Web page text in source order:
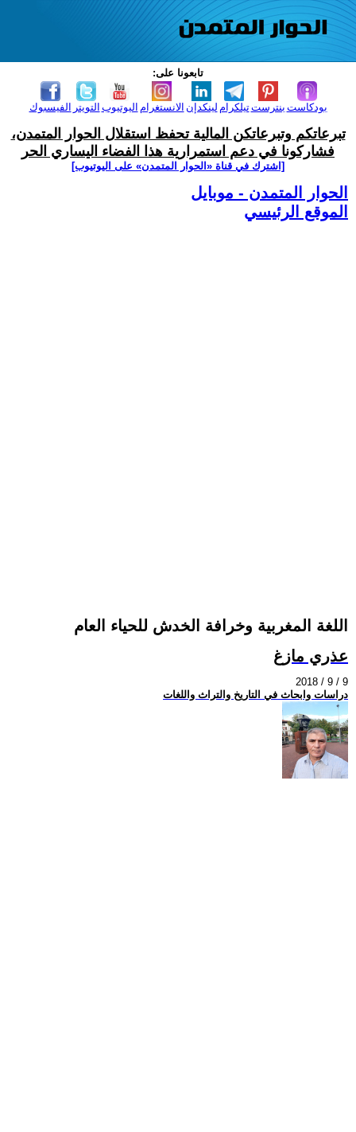
تابعونا على:
الفيسبوك التويتر اليوتيوب الانستغرام لينكدإن تيلكرامبنترست بودكاست
تبرعاتكم وتبرعاتكن المالية تحفظ استقلال الحوار المتمدن،
فشاركونا في دعم استمرارية هذا الفضاء اليساري الحر
[اشترك في قناة ‫«الحوار المتمدن» على اليوتيوب]
الحوار المتمدن - موبايل
الموقع الرئيسي
اللغة المغربية وخرافة الخدش للحياء العام
عذري مازغ
2018 / 9 / 9
دراسات وابحاث في التاريخ والتراث واللغات